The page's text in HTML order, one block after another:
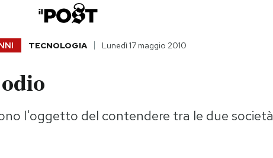
TECNOLOGIA Lunedì 17 maggio 2010
l'oggetto del contendere tra le due società